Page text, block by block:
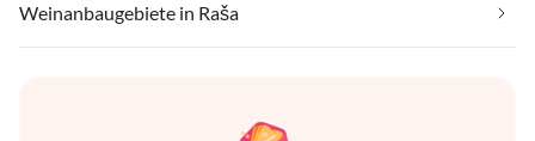
Weinanbaugebiete in Raša